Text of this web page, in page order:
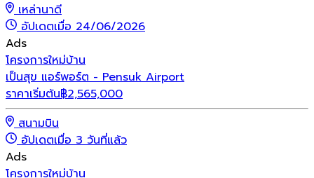
เหล่านาดี
อัปเดตเมื่อ 24/06/2026
Ads
โครงการใหม่บ้าน
เป็นสุข แอร์พอร์ต - Pensuk Airport
ราคาเริ่มต้น฿2,565,000
สนามบิน
อัปเดตเมื่อ 3 วันที่แล้ว
Ads
โครงการใหม่บ้าน